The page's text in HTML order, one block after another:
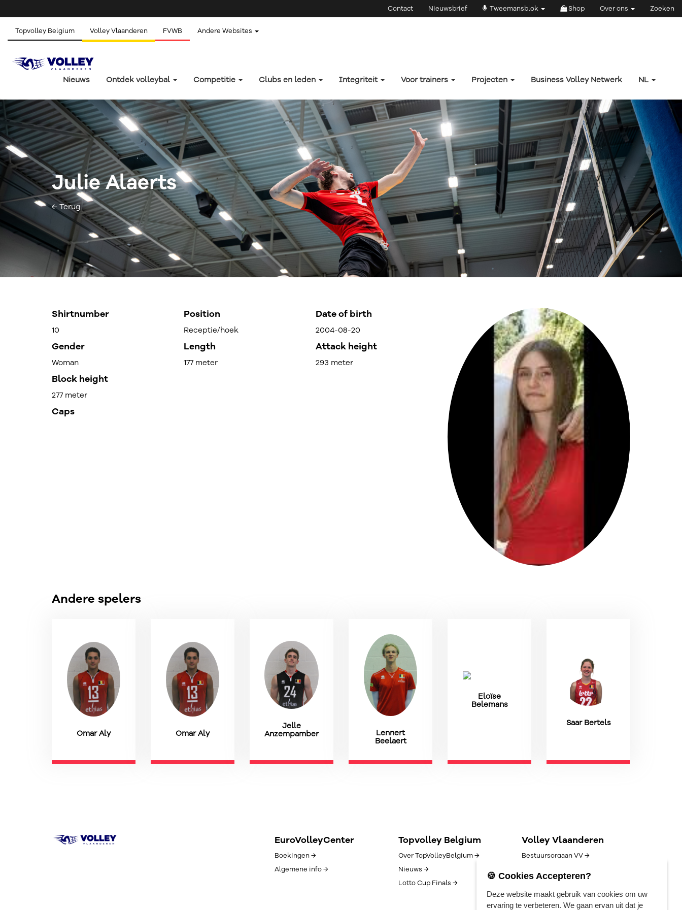
Contact Nieuwsbrief Tweemansblok Shop Over ons Zoeken
Topvolley Belgium Volley Vlaanderen FVWB Andere Websites
Nieuws Ontdek volleybal Competitie Clubs en leden Integriteit Voor trainers Projecten Business Volley Netwerk NL
Julie Alaerts
← Terug
Shirtnumber
10
Position
Receptie/hoek
Date of birth
2004-08-20
Gender
Woman
Length
177 meter
Attack height
293 meter
Block height
277 meter
Caps
Andere spelers
Omar Aly Omar Aly
Jelle
Anzempamber
Lennert
Beelaert
Eloïse
Belemans
Saar Bertels
Volley Vlaanderen
Bestuursorgaan VV →
Competitie/uitslagen →
Algemene voorwaarden →
Topvolley Belgium
Over TopVolleyBelgium →
Nieuws →
Lotto Cup Finals →
EuroVolleyCenter
Boekingen →
Algemene info →
🍪 Cookies Accepteren?
Deze website maakt gebruik van cookies om uw
ervaring te verbeteren. We gaan ervan uit dat je